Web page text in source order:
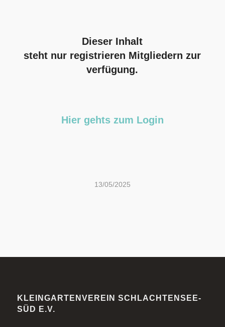
Dieser Inhalt
steht nur registrieren Mitgliedern zur
verfügung.
Hier gehts zum Login
13/05/2025
KLEINGARTENVEREIN SCHLACHTENSEE-
SÜD E.V.